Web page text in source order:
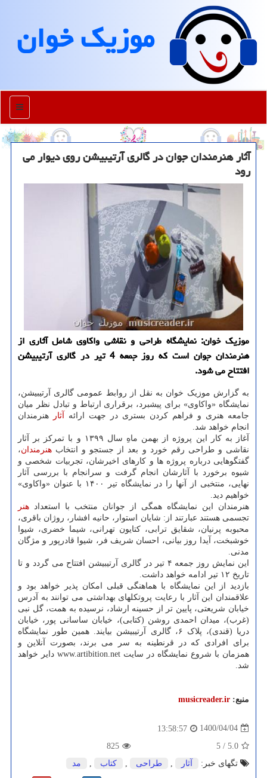
موزیك خوان
منو
آثار هنرمندان جوان در گالری آرتیبیشن روی دیوار می
رود
موزیک خوان: نمایشگاه طراحی و نقاشی واکاوی شامل آثاری از
هنرمندان جوان است که روز جمعه 4 تیر در گالری آرتیبیشن
افتتاح می شود.
به گزارش موزیک خوان به نقل از روابط عمومی گالری آرتیبیشن،
نمایشگاه «واکاوی» برای پیشبرد، برقراری ارتباط و تبادل نظر میان
جامعه هنری و فراهم کردن بستری در جهت ارائه آثار
هنرمندان
انجام خواهد شد.
آغاز به کار این پروژه از بهمن ماهِ سال ۱۳۹۹ و با تمرکز بر آثار
نقاشی و طراحی رقم خورد و بعد از جستجو و انتخاب هنرمندان،
گفتگوهایی درباره پروژه ها و کارهای اخیرشان، تجربیات شخصی و
شیوه برخورد با آثارشان انجام گرفت و سرانجام با بررسی آثار
نهایی، منتخبی از آنها را در نمایشگاه تیر ۱۴۰۰ با عنوان «واکاوی»
خواهیم دید.
هنرمندان این نمایشگاه همگی از جوانان منتخب با استعداد هنر
تجسمی هستند عبارتند از: شایان استوار، حانیه افشار، روژان باقری،
محبوبه پرنیان، شقایق ترابی، کتایون تهرانی، شیما خضری، شیوا
خوشبخت، آیدا روز بیانی، احسان شریف فر، شیوا قادرپور و مژگان
مدنی.
این نمایش روز جمعه ۴ تیر در گالری آرتیبیشن افتتاح می گردد و تا
تاریخ ۱۲ تیر ادامه خواهد داشت.
بازدید از این نمایشگاه با هماهنگی قبلی امکان پذیر خواهد بود و
علاقمندان این آثار با رعایت پروتکلهای بهداشتی می توانند به آدرس
خیابان شریعتی، پایین تر از حسینه ارشاد، نرسیده به همت، گل نبی
(غرب)، میدان احمدی روشن (کتابی)، خیابان ساسانی پور، خیابان
دریا (قندی)، پلاک ۶، گالری آرتیبیشن بیایند. همین طور نمایشگاه
برای افرادی که در قرنطینه به سر می برند، بصورت آنلاین و
همزمان با شروع نمایشگاه در سایت www.artibition.net دایر خواهد
شد.
منبع: musicreader.ir
1400/04/04
13:58:57
5.0
/
5
825
تگهای خبر:
آثار طراحی كتاب مد